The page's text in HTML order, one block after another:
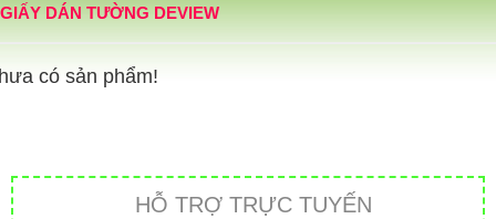
GIẤY DÁN TƯỜNG DEVIEW
có sản phẩm!
HỖ TRỢ TRỰC TUYẾN